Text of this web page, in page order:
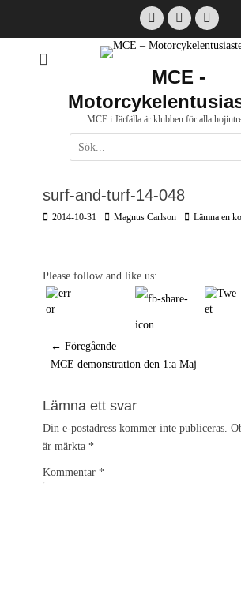
FacebookEmail
MCE -
MCE i Järfälla är klubben för alla
Sök
efter:
surf-and-turf-14-048
Postades
2014-10-31 Författare
Magnus Carlson Lämna en
Please follow and like us:
Inläggsnavigering
← Föregående
Föregående
MCE demonstration den 1:a Maj
Lämna ett svar
Din e-postadress kommer inte publiceras.
är märkta *
Kommentar *